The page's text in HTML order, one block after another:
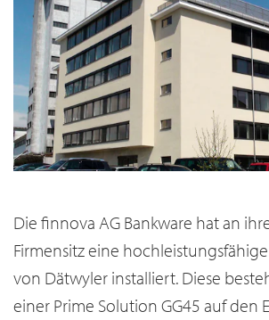
Die finnova AG Bankware hat an
Firmensitz eine
von Dätwyler installiert. Diese
einer Prime Solution GG45 auf den